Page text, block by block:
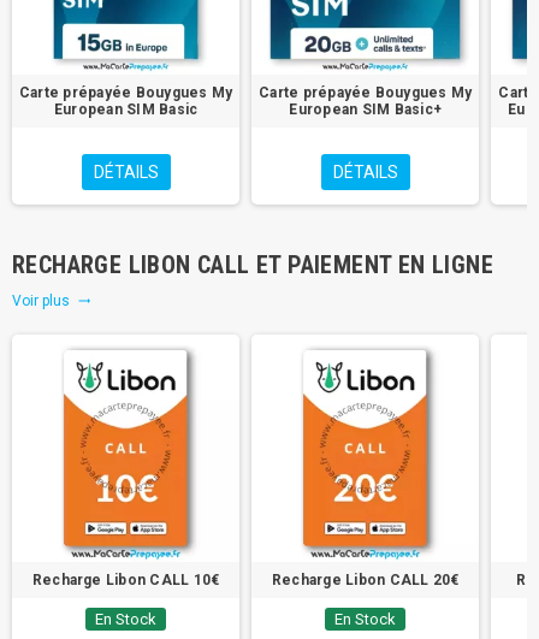
Carte prépayée Bouygues My
European SIM Basic
DÉTAILS
Carte prépayée Bouygues My
European SIM Basic+
DÉTAILS
RECHARGE LIBON CALL ET PAIEMENT EN LIGNE
Voir plus trending_flat
Recharge Libon CALL 10€
En Stock
Recharge Libon CALL 20€
En Stock